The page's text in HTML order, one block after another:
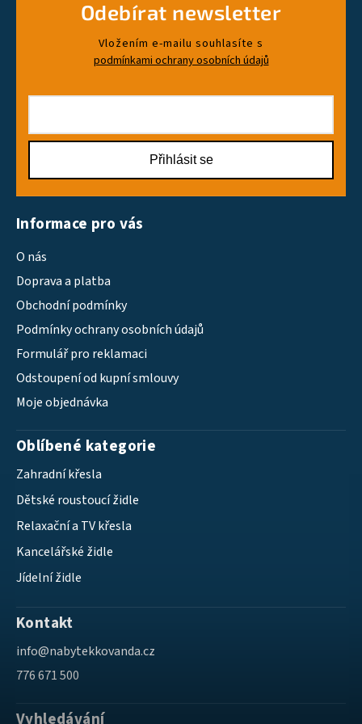
Odebírat newsletter
Vložením e-mailu souhlasíte s
podmínkami ochrany osobních údajů
Přihlásit se
Informace pro vás
O nás
Doprava a platba
Obchodní podmínky
Podmínky ochrany osobních údajů
Formulář pro reklamaci
Odstoupení od kupní smlouvy
Moje objednávka
Oblíbené kategorie
Zahradní křesla
Dětské roustoucí židle
Relaxační a TV křesla
Kancelářské židle
Jídelní židle
Kontakt
info@nabytekkovanda.cz
776 671 500